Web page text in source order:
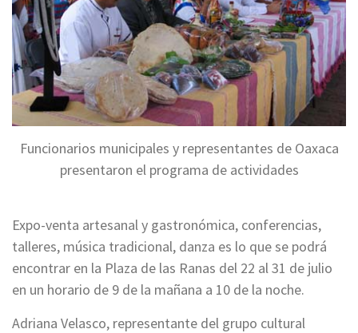
Funcionarios municipales y representantes de Oaxaca
presentaron el programa de actividades
Expo-venta artesanal y gastronómica, conferencias,
talleres, música tradicional, danza es lo que se podrá
encontrar en la Plaza de las Ranas del 22 al 31 de julio
en un horario de 9 de la mañana a 10 de la noche.
Adriana Velasco, representante del grupo cultural